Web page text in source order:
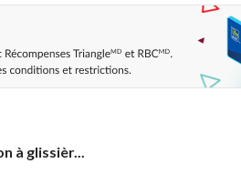
à glissièr...